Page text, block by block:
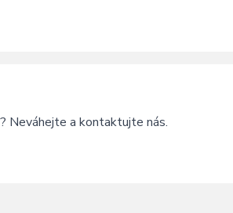
Neváhejte a kontaktujte nás.